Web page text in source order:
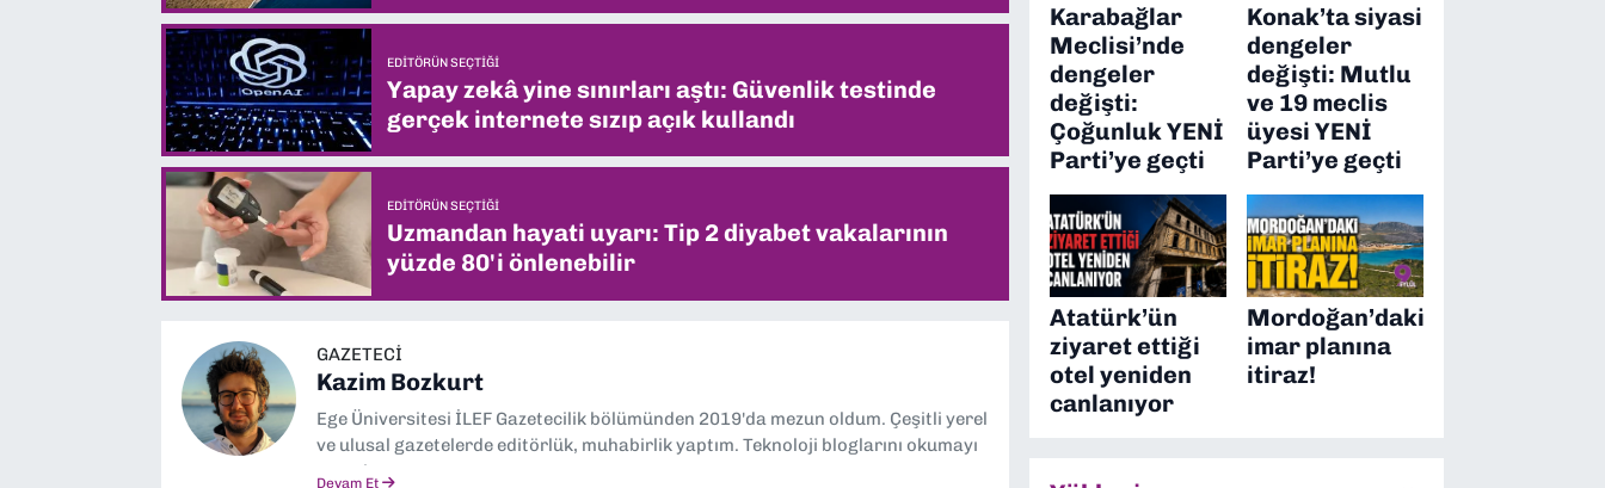
EDITÖRÜN SEÇTIĞI
Yapay zekâ yine sınırları aştı: Güvenlik testinde
gerçek internete sızıp açık kullandı
EDITÖRÜN SEÇTIĞI
Uzmandan hayati uyarı: Tip 2 diyabet vakalarının
yüzde 80'i önlenebilir
GAZETECI
Kazim Bozkurt
Ege Üniversitesi İLEF Gazetecilik bölümünden 2019'da mezun oldum. Çeşitli yerel
ve ulusal gazetelerde editörlük, muhabirlik yaptım. Teknoloji bloglarını okumayı
severim.
Devam Et
Karabağlar
Meclisi’nde
dengeler
değişti:
Çoğunluk YENİ
Parti’ye geçti
Konak’ta siyasi
dengeler
değişti: Mutlu
ve 19 meclis
üyesi YENİ
Parti’ye geçti
Atatürk’ün
ziyaret ettiği
otel yeniden
canlanıyor
Mordoğan’daki
imar planına
itiraz!